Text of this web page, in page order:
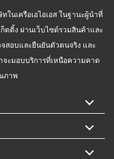
นเครือเอไอเอส ในฐานะผู้นำที่
ติ้ง ผ่านเว็บไซต์รวมสินค้าและ
สอบและยืนยันตัวตนจริง และ
ะมอบบริการที่เหนือความคาด
ภาพ